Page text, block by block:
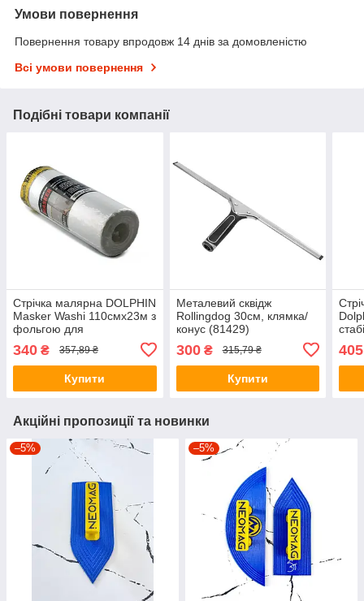
Умови повернення
Повернення товару впродовж 14 днів за домовленістю
Всі умови повернення
Подібні товари компанії
Стрічка малярна DOLPHIN
Masker Washi 110смх23м з
фольгою для
фарбування
340 ₴ 357,89 ₴
Купити
Металевий сквідж
Rollingdog 30см, клямка/
конус (81429)
300₴ 315,79 ₴
Купити
405
Акційні пропозиції та новинки
–5% –5%